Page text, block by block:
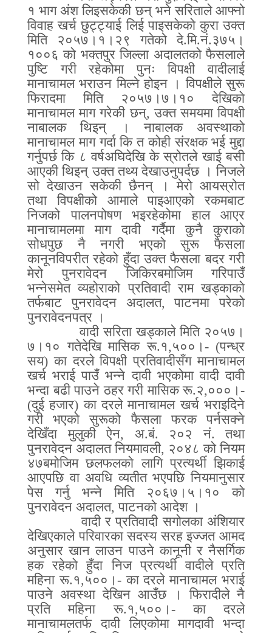
१ भाग अंश लिइसकेकी छन् भने सरिताले आफ्नो
विवाह खर्च छुट्ट्याई लिई पाइसकेको कुरा उक्त
मिति २०५७।१।२९ गतेको दे.मि.नं.३७५।
१००६ को भक्तपुर जिल्ला अदालतको फैसलाले
पुष्टि गरी रहेकोमा पुनः विपक्षी वादीलाई
मानाचामल भराउन मिल्ने होइन । विपक्षीले सुरू
फिरादमा मिति २०५७।७।१० देखिको
मानाचामल माग गरेकी छन्,उक्त समयमा विपक्षी
नाबालक थिइन् । नाबालक अवस्थाको
मानाचामल माग गर्दा कि त कोही संरक्षक भई मुद्दा
गर्नुपर्छ कि ८ वर्षअघिदेखि के स्रोतले खाई बसी
आएकी थिइन् उक्त तथ्य देखाउनुपर्दछ । निजले
सो देखाउन सकेकी छैनन् । मेरो आयस्रोत
तथा विपक्षीको आमाले पाइआएको रकमबाट
निजको पालनपोषण भइरहेकोमा हाल आएर
मानाचामलमा माग दावी गर्दैमा कुनै कुराको
सोधपुछ नै नगरी भएको सुरू फैसला
कानूनविपरीत रहेको हुँदा उक्त फैसला बदर गरी
मेरो पुनरावेदन जिकिरबमोजिम गरिपाउँ
भन्नेसमेत व्यहोराको प्रतिवादी राम खड्काको
तर्फबाट पुनरावेदन अदालत,पाटनमा परेको
पुनरावेदनपत्र ।
वादी सरिता खड्काले मिति २०५७।
७।१० गतेदेखि मासिक रू.१,५००। - (पन्ध्र
सय)का दरले विपक्षी प्रतिवादीसँग मानाचामल
खर्च भराई पाउँ भन्ने दावी भएकोमा वादी दावी
भन्दा बढी पाउने ठहर गरी मासिक रू.२,०००। -
(दुई हजार)का दरले मानाचामल खर्च भराइदिने
गरी भएको सुरूको फैसला फरक पर्नसक्ने
देखिँदा मुलुकी ऐन, अ.बं. २०२ नं.तथा
पुनरावेदन अदालत नियमावली, २०४८ को नियम
४७बमोजिम छलफलको लागि प्रत्यर्थी झिकाई
आएपछि वा अवधि व्यतीत भएपछि नियमानुसार
पेस गर्नु भन्ने मिति २०६७।५।१० को
पुनरावेदन अदालत,पाटनको आदेश ।
वादी र प्रतिवादी सगोलका अंशियार
देखिएकाले परिवारका सदस्य सरह इज्जत आमद
अनुसार खान लाउन पाउने कानूनी र नैसर्गिक
हक रहेको हुँदा निज प्रत्यर्थी वादीले प्रति
महिना रू.१,५००। -का दरले मानाचामल भराई
पाउने अवस्था देखिन आउँछ । फिरादीले नै
प्रति महिना रू.१,५००। -का दरले
मानाचामलतर्फ दावी लिएकोमा मागदावी भन्दा